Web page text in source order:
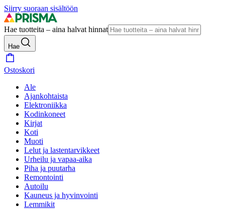
Siirry suoraan sisältöön
Hae tuotteita – aina halvat hinnat
Hae
Ostoskori
Ale
Ajankohtaista
Elektroniikka
Kodinkoneet
Kirjat
Koti
Muoti
Lelut ja lastentarvikkeet
Urheilu ja vapaa-aika
Piha ja puutarha
Remontointi
Autoilu
Kauneus ja hyvinvointi
Lemmikit